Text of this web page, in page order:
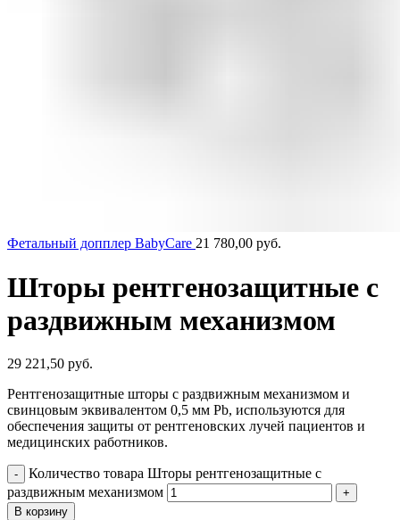
Фетальный допплер BabyCare 21 780,00 руб.
Шторы рентгенозащитные с
раздвижным механизмом
29 221,50 руб.
Рентгенозащитные шторы с раздвижным механизмом и
свинцовым эквивалентом 0,5 мм Pb, используются для
обеспечения защиты от рентгеновских лучей пациентов и
медицинских работников.
Количество товара Шторы рентгенозащитные с
раздвижным механизмом
В корзину